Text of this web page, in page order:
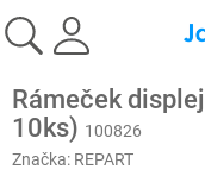
na
obsah
Rámeček
10ks) 100826
Značka: REPART